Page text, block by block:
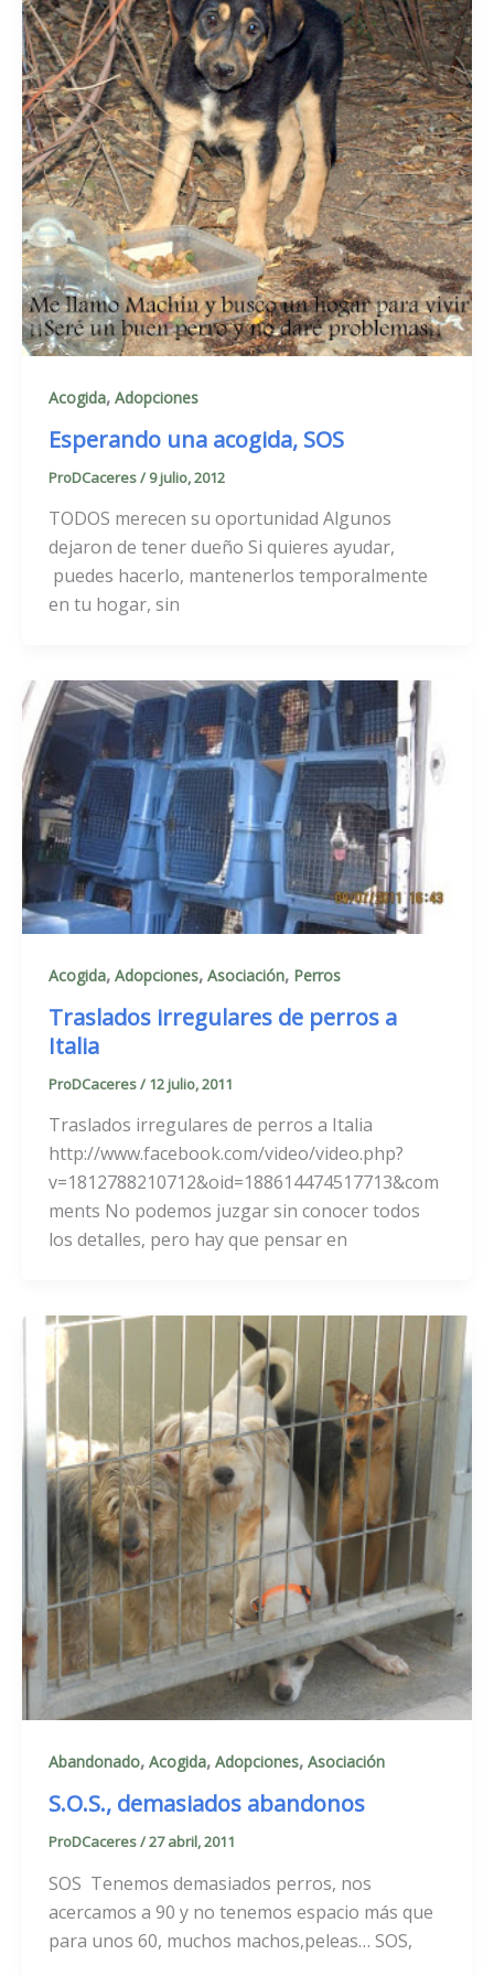
Acogida, Adopciones
Esperando una acogida, SOS
ProDCaceres/ 9 julio, 2012
TODOS merecen su oportunidad Algunos
dejaron de tener dueño Si quieres ayudar,
puedes hacerlo, mantenerlos temporalmente
en tu hogar, sin
Acogida, Adopciones, Asociación, Perros
Traslados irregulares de perros a
Italia
ProDCaceres/ 12 julio, 2011
Traslados irregulares de perros a Italia
http://www.facebook.com/video/video.php?
v=1812788210712&oid=188614474517713&com
ments No podemos juzgar sin conocer todos
los detalles, pero hay que pensar en
Abandonado, Acogida, Adopciones, Asociación
S.O.S., demasiados abandonos
ProDCaceres/27 abril, 2011
SOS Tenemos demasiados perros, nos
acercamos a 90 y no tenemos espacio más que
para unos 60, muchos machos,peleas… SOS,